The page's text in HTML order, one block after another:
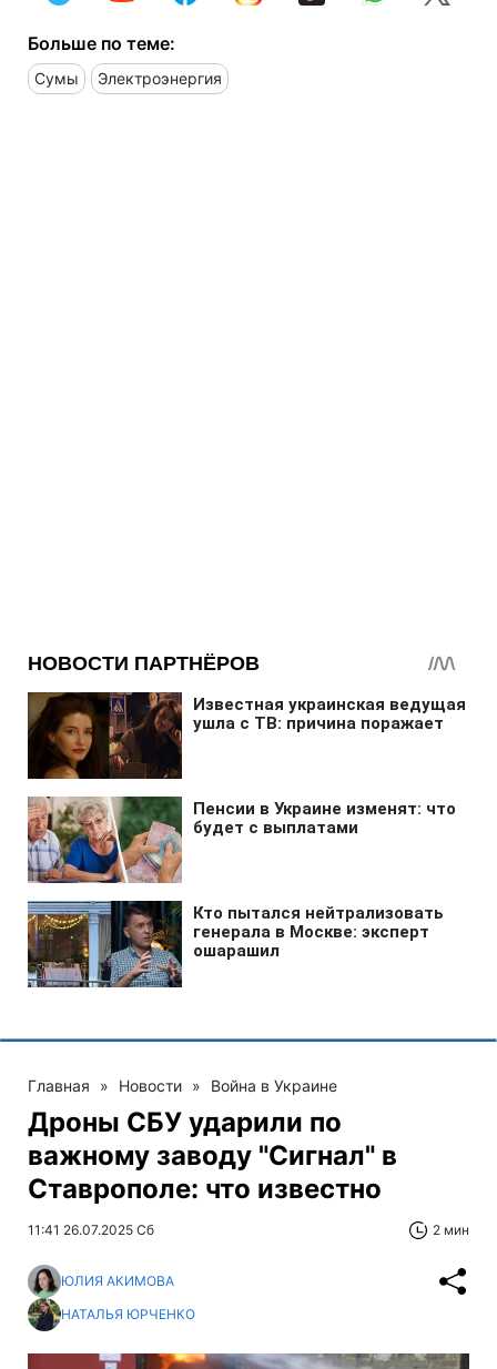
Больше по теме:
Сумы Электроэнергия
Главная » Новости » Война в Украине
Дроны СБУ ударили по
важному заводу "Сигнал" в
Ставрополе: что известно
11:41 26.07.2025 Сб 2 мин
ЮЛИЯ АКИМОВА
НАТАЛЬЯ ЮРЧЕНКО